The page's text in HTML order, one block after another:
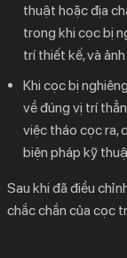
thuật hoặc địa
trong khi cọc bị
trí thiết kế, và
Khi cọc bị
về đúng vị trí
việc tháo cọc ra,
biện pháp kỹ
Sau khi đã điều
chắc chắn của cọc